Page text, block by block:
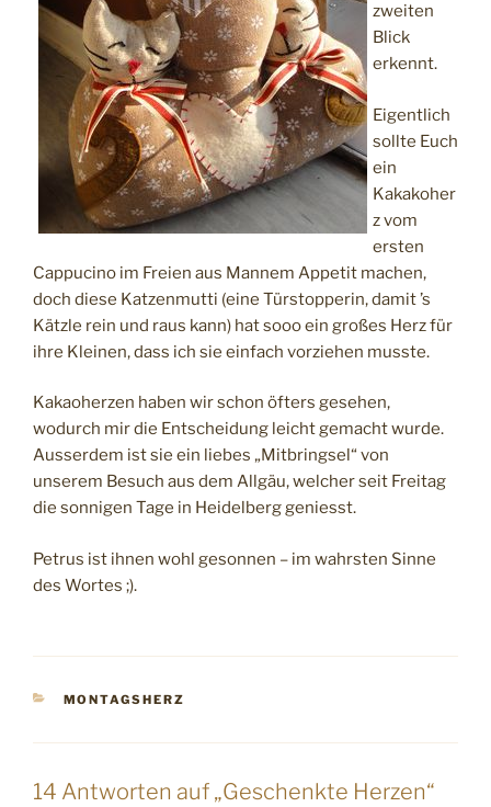
zweiten
Blick
erkennt.
Eigentlich
sollte Euch
ein
Kakakoher
z vom
ersten
Cappucino im Freien aus Mannem Appetit machen,
doch diese Katzenmutti (eine Türstopperin, damit ’s
Kätzle rein und raus kann) hat sooo ein großes Herz für
ihre Kleinen, dass ich sie einfach vorziehen musste.
Kakaoherzen haben wir schon öfters gesehen,
wodurch mir die Entscheidung leicht gemacht wurde.
Ausserdem ist sie ein liebes „Mitbringsel“ von
unserem Besuch aus dem Allgäu, welcher seit Freitag
die sonnigen Tage in Heidelberg geniesst.
Petrus ist ihnen wohl gesonnen – im wahrsten Sinne
des Wortes ;).
KATEGORIEN
MONTAGSHERZ
14 Antworten auf „Geschenkte Herzen“